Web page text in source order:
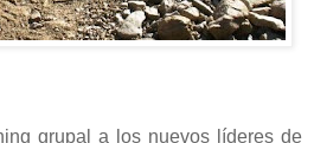
grupal a los nuevos líderes de